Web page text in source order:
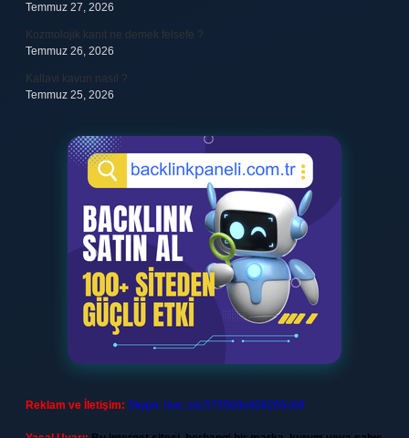
Temmuz 27, 2026
Kozmolojik kanıt ne demek felsefe ?
Temmuz 26, 2026
Kallavi kavun nasıl ?
Temmuz 25, 2026
Reklam ve İletişim: Skype: live:.cid.575569c608265c69